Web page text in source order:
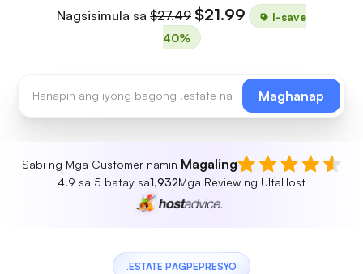
Nagsisimula sa $27.49 $21.99
I-save
40%
Maghanap
Sabi ng Mga Customer namin Magaling
4.9 sa 5 batay sa1,932Mga Review ng UltaHost
.ESTATE PAGPEPRESYO